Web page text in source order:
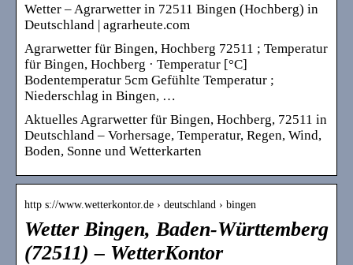
Wetter – Agrarwetter in 72511 Bingen (Hochberg) in
Deutschland | agrarheute.com
Agrarwetter für Bingen, Hochberg 72511 ; Temperatur
für Bingen, Hochberg · Temperatur [°C]
Bodentemperatur 5cm Gefühlte Temperatur ;
Niederschlag in Bingen, …
Aktuelles Agrarwetter für Bingen, Hochberg, 72511 in
Deutschland – Vorhersage, Temperatur, Regen, Wind,
Boden, Sonne und Wetterkarten
http s://www.wetterkontor.de › deutschland › bingen
Wetter Bingen, Baden-Württemberg
(72511) – WetterKontor